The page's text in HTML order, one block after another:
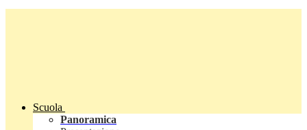
Scuola
Panoramica